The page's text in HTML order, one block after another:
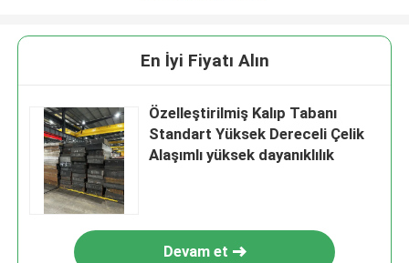
En İyi Fiyatı Alın
Özelleştirilmiş Kalıp Tabanı
Standart Yüksek Dereceli Çelik
Alaşımlı yüksek dayanıklılık
Devam et